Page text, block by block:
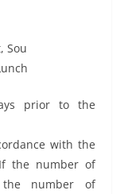
Sou
prior to the
with the
the number of
number of